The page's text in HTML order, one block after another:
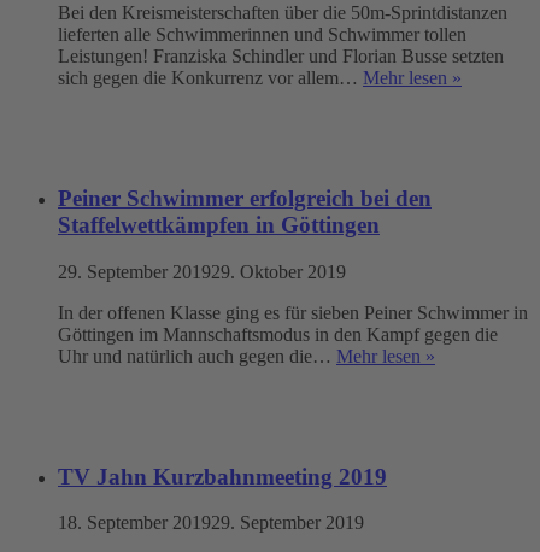
Bei den Kreismeisterschaften über die 50m-Sprintdistanzen
lieferten alle Schwimmerinnen und Schwimmer tollen
Leistungen! Franziska Schindler und Florian Busse setzten
sich gegen die Konkurrenz vor allem… Mehr lesen »
Peiner Schwimmer erfolgreich bei den
Staffelwettkämpfen in Göttingen
29. September 201929. Oktober 2019
In der offenen Klasse ging es für sieben Peiner Schwimmer in
Göttingen im Mannschaftsmodus in den Kampf gegen die
Uhr und natürlich auch gegen die… Mehr lesen »
TV Jahn Kurzbahnmeeting 2019
18. September 201929. September 2019